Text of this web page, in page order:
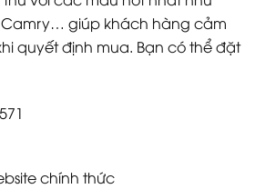
Camry… giúp khách hàng cảm
quyết định mua. Bạn có thể đặt
chính thức